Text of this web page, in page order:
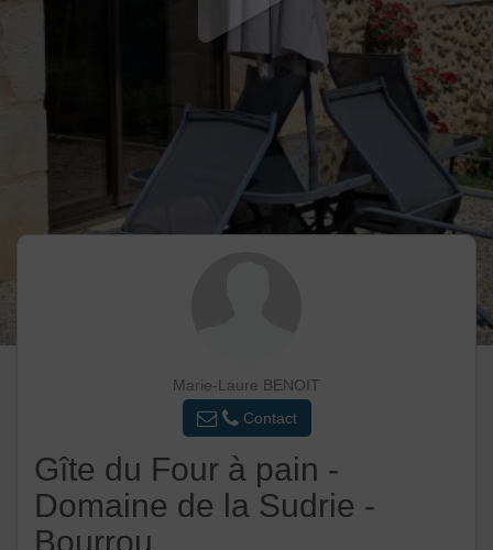
Marie-Laure BENOIT
Contact
Gîte du Four à pain -
Domaine de la Sudrie -
Bourrou